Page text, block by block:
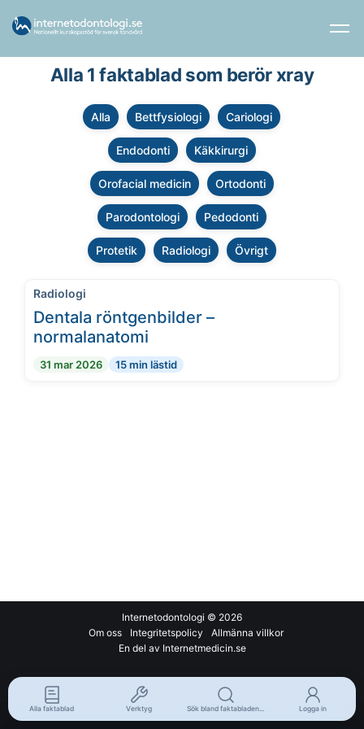
Alla 1 faktablad som berör xray
Alla Bettfysiologi Cariologi
Endodonti Käkkirurgi
Orofacial medicin Ortodonti
Parodontologi Pedodonti
Protetik Radiologi Övrigt
Radiologi
Dentala röntgenbilder –
normalanatomi
31 mar 2026 15 min lästid
Internetodontologi © 2026
Om oss
Integritetspolicy
Allmänna villkor
En del av Internetmedicin.se
Alla faktablad Verktyg Sök bland faktabladen... Logga in